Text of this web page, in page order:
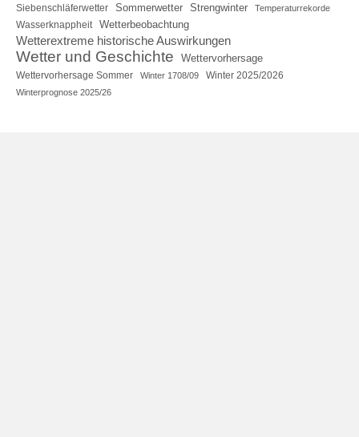
Siebenschläferwetter Sommerwetter Strengwinter Temperaturrekorde
Wasserknappheit Wetterbeobachtung
Wetterextreme historische Auswirkungen
Wetter und Geschichte Wettervorhersage
Wettervorhersage Sommer Winter 1708/09 Winter 2025/2026
Winterprognose 2025/26